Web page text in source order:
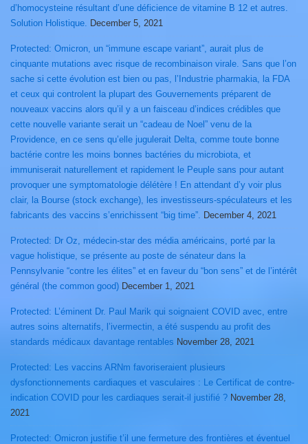
d’homocysteine résultant d’une déficience de vitamine B 12 et autres.
Solution Holistique. December 5, 2021
Protected: Omicron, un “immune escape variant”, aurait plus de
cinquante mutations avec risque de recombinaison virale. Sans que l’on
sache si cette évolution est bien ou pas, l’Industrie pharmakia, la FDA
et ceux qui controlent la plupart des Gouvernements préparent de
nouveaux vaccins alors qu’il y a un faisceau d’indices crédibles que
cette nouvelle variante serait un “cadeau de Noel” venu de la
Providence, en ce sens qu’elle jugulerait Delta, comme toute bonne
bactérie contre les moins bonnes bactéries du microbiota, et
immuniserait naturellement et rapidement le Peuple sans pour autant
provoquer une symptomatologie délétère ! En attendant d’y voir plus
clair, la Bourse (stock exchange), les investisseurs-spéculateurs et les
fabricants des vaccins s’enrichissent “big time”. December 4, 2021
Protected: Dr Oz, médecin-star des média américains, porté par la
vague holistique, se présente au poste de sénateur dans la
Pennsylvanie “contre les élites” et en faveur du “bon sens” et de l’intérêt
général (the common good) December 1, 2021
Protected: L’éminent Dr. Paul Marik qui soignaient COVID avec, entre
autres soins alternatifs, l’ivermectin, a été suspendu au profit des
standards médicaux davantage rentables November 28, 2021
Protected: Les vaccins ARNm favoriseraient plusieurs
dysfonctionnements cardiaques et vasculaires : Le Certificat de contre-
indication COVID pour les cardiaques serait-il justifié ? November 28,
2021
Protected: Omicron justifie t’il une fermeture des frontières et éventuel